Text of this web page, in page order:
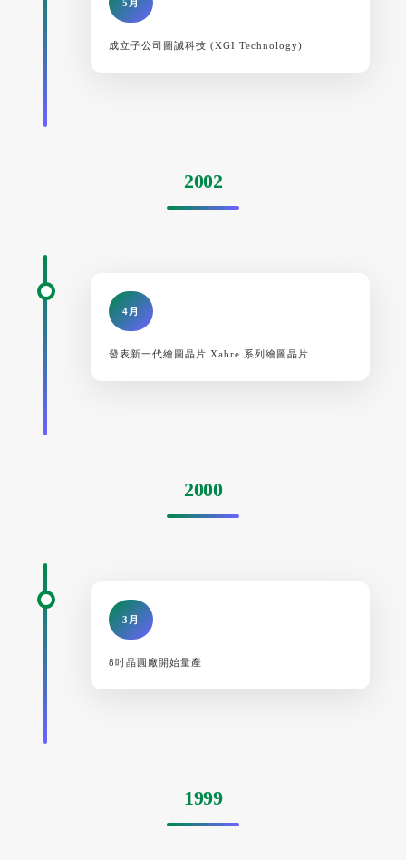
5月
成立子公司圖誠科技 (XGI Technology)
2002
4月
發表新一代繪圖晶片 Xabre 系列繪圖晶片
2000
3月
8吋晶圓廠開始量產
1999